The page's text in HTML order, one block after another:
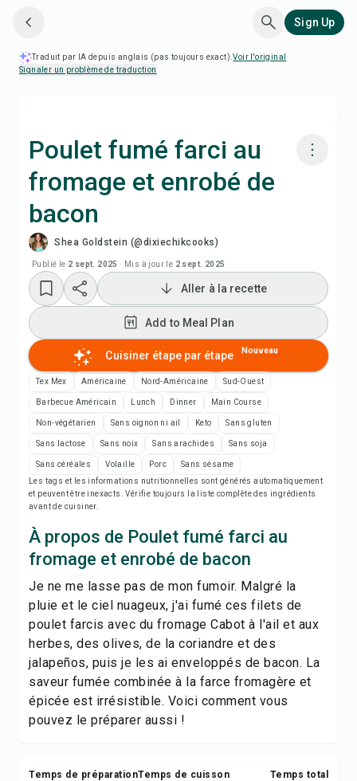
Sign Up
Traduit par IA depuis anglais (pas toujours exact).Voir l'original ·
Signaler un problème de traduction
Poulet fumé farci au
fromage et enrobé de
bacon
Shea Goldstein (@dixiechikcooks)
Publié le 2 sept. 2025 · Mis à jour le 2 sept. 2025
Cuisiner avec Chefadora AI
Add to Shopping List
Notes de recette
Imprimer la recette
Enregistrer
Partager
Signaler
Aller à la recette
Add to Meal Plan
Cuisiner étape par étape Nouveau
Tex Mex Américaine Nord-Américaine Sud-Ouest
Barbecue Américain Lunch Dinner Main Course
Non-végétarien Sans oignon ni ail Keto Sans gluten
Sans lactose Sans noix Sans arachides Sans soja
Sans céréales Volaille Porc
Sans sésame
Les tags et les informations nutritionnelles sont générés automatiquement
et peuvent être inexacts. Vérifie toujours la liste complète des ingrédients
avant de cuisiner.
À propos de Poulet fumé farci au
fromage et enrobé de bacon
Je ne me lasse pas de mon fumoir. Malgré la
pluie et le ciel nuageux, j'ai fumé ces filets de
poulet farcis avec du fromage Cabot à l'ail et aux
herbes, des olives, de la coriandre et des
jalapeños, puis je les ai enveloppés de bacon. La
saveur fumée combinée à la farce fromagère et
épicée est irrésistible. Voici comment vous
pouvez le préparer aussi !
Temps de préparationTemps de cuisson
Temps total